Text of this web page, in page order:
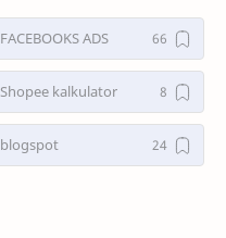
FACEBOOKS ADS
Shopee kalkulator
blogspot